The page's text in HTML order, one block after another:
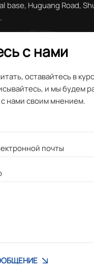
base, Huguang Road,
с нами
оставайтесь в
и мы будем
нами своим мнением.